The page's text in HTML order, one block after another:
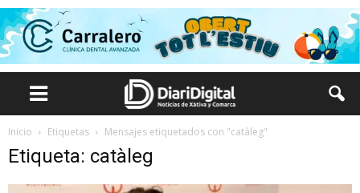
Inicio Etiquetas Mensajes etiquetados con "catàleg"
Etiqueta: catàleg